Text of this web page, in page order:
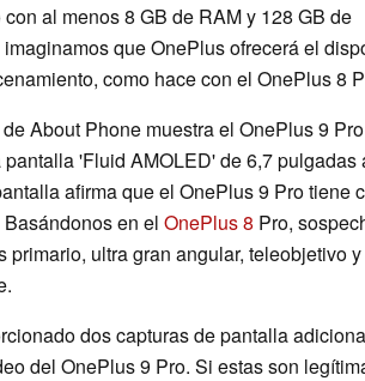
al menos 8 GB de RAM y 128 GB de
que OnePlus ofrecerá el
como hace con el OnePlus 8
About Phone muestra el OnePlus 9
'Fluid AMOLED' de 6,7 pulgadas
afirma que el OnePlus 9 Pro tiene
en el OnePlus 8 Pro,
primario, ultra gran angular, teleobjetivo
dos capturas de pantalla
del OnePlus 9 Pro. Si estas son